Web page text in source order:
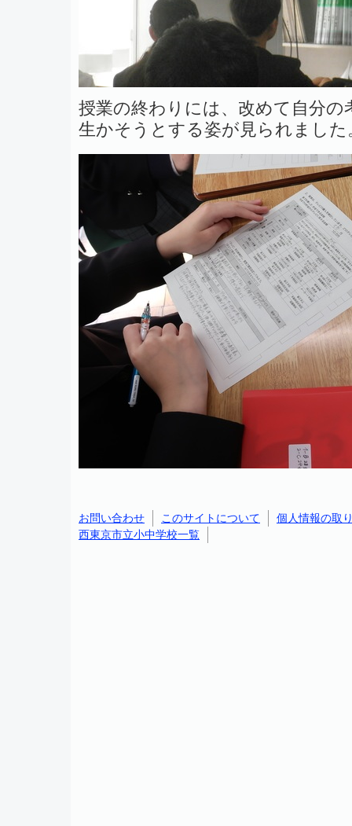
授業の終わりには、改めて自分
生かそうとする姿が見られました
お問い合わせ このサイトについて
個人情報の取
西東京市立小中学校一覧